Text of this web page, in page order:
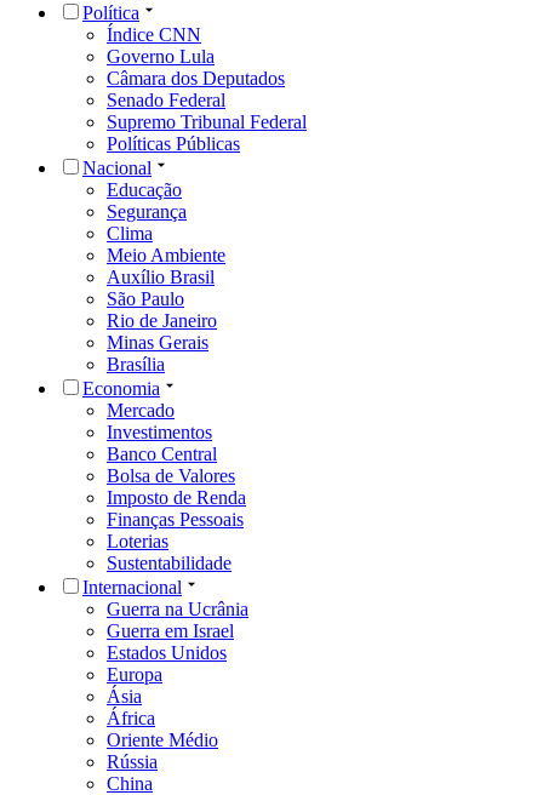
Política
Índice CNN
Governo Lula
Câmara dos Deputados
Senado Federal
Supremo Tribunal Federal
Políticas Públicas
Nacional
Educação
Segurança
Clima
Meio Ambiente
Auxílio Brasil
São Paulo
Rio de Janeiro
Minas Gerais
Brasília
Economia
Mercado
Investimentos
Banco Central
Bolsa de Valores
Imposto de Renda
Finanças Pessoais
Loterias
Sustentabilidade
Internacional
Guerra na Ucrânia
Guerra em Israel
Estados Unidos
Europa
Ásia
África
Oriente Médio
Rússia
China